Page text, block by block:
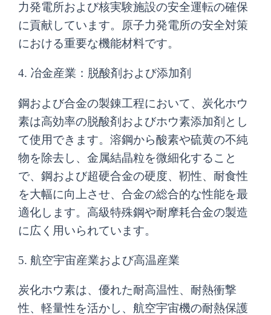
力発電所および核実験施設の安全運転の確保
に貢献しています。原子力発電所の安全対策
における重要な機能材料です。
4. 冶金産業：脱酸剤および添加剤
鋼および合金の製錬工程において、炭化ホウ
素は高効率の脱酸剤およびホウ素添加剤とし
て使用できます。溶鋼から酸素や硫黄の不純
物を除去し、金属結晶粒を微細化すること
で、鋼および超硬合金の硬度、靭性、耐食性
を大幅に向上させ、合金の総合的な性能を最
適化します。高級特殊鋼や耐摩耗合金の製造
に広く用いられています。
5. 航空宇宙産業および高温産業
炭化ホウ素は、優れた耐高温性、耐熱衝撃
性、軽量性を活かし、航空宇宙機の耐熱保護